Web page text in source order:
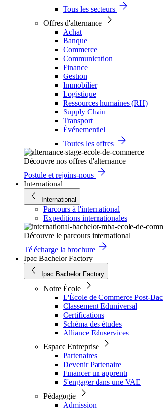
Tous les secteurs
Offres d'alternance
Achat
Banque
Commerce
Communication
Finance
Gestion
Immobilier
Logistique
Ressources humaines (RH)
Supply Chain
Transport
Événementiel
Toutes les offres
Découvre nos offres d'alternance
Postule et rejoins-nous
International
International
Parcours à l'international
Expeditions internationales
Découvre le parcours international
Télécharge la brochure
Ipac Bachelor Factory
Ipac Bachelor Factory
Notre École
L'École de Commerce Post-Bac
Classement Eduniversal
Certifications
Schéma des études
Alliance Eduservices
Espace Entreprise
Partenaires
Devenir Partenaire
Financer un apprenti
S'engager dans une VAE
Pédagogie
Admission